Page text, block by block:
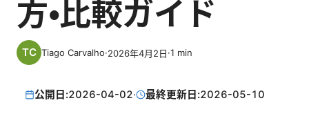
方・比較ガイド
Tiago Carvalho·2026年4月2日·1 min
公開日:2026-04-02· 最終更新日:2026-05-10